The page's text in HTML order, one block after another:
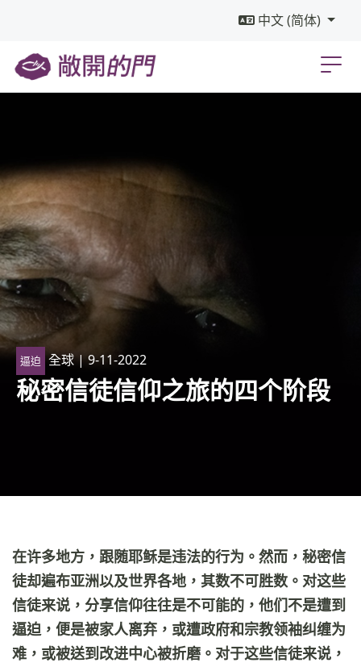
中文 (简体)
逼迫 全球| 9-11-2022
秘密信徒信仰之旅的四个阶段
在许多地方，跟随耶稣是违法的行为。然而，秘密信
徒却遍布亚洲以及世界各地，其数不可胜数。对这些
信徒来说，分享信仰往往是不可能的，他们不是遭到
逼迫，便是被家人离弃，或遭政府和宗教领袖纠缠为
难，或被送到改进中心被折磨。对于这些信徒来说，